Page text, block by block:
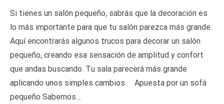
Si tienes un salón pequeño, sabrás que la decoración es
lo más importante para que tu salón parezca más grande.
Aquí encontrarás algunos trucos para decorar un salón
pequeño, creando esa sensación de amplitud y confort
que andas buscando. Tu sala parecerá más grande
aplicando unos simples cambios. Apuesta por un sofá
pequeño Sabemos…